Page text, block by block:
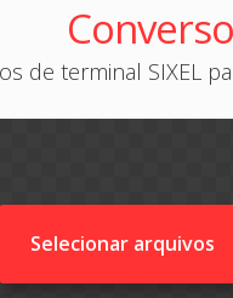
de terminal SIXEL
Selecionar arquivos